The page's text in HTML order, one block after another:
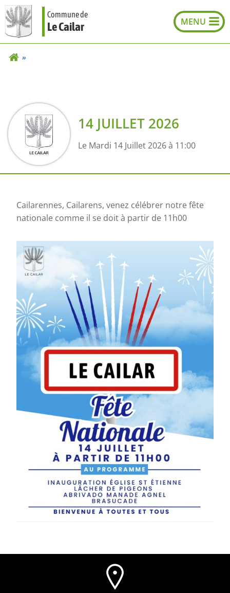
Aller
au
contenu
Commune de
Le Cailar
14 JUILLET 2026
Le Mardi 14 Juillet 2026 à 11:00
Cailarennes, Cailarens, venez célébrer notre fête
nationale comme il se doit à partir de 11h00